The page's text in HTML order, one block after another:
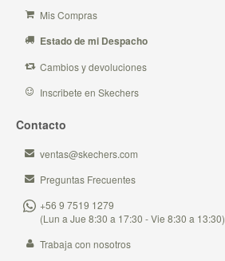
Mis Compras
Estado de mi Despacho
Cambios y devoluciones
Inscribete en Skechers
Contacto
ventas@skechers.com
Preguntas Frecuentes
+56 9 7519 1279
(Lun a Jue 8:30 a 17:30 - Vie 8:30 a 13:30)
Trabaja con nosotros